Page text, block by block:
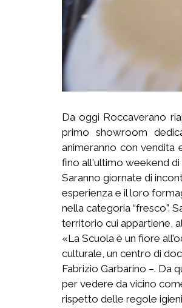
Da oggi Roccaverano
primo showroom
animeranno con vendita
fino all'ultimo weekend
Saranno giornate di
esperienza e il loro
nella categoria “fresco”.
territorio cui appartiene,
«La Scuola è un fiore
culturale, un centro di
Fabrizio Garbarino –. Da
per vedere da vicino
rispetto delle regole